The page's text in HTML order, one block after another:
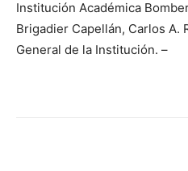
Institución Académica
Brigadier Capellán, Carlos A.
General de la Institución. –